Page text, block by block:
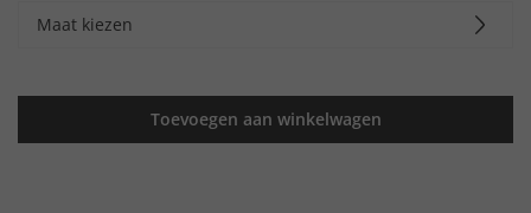
Maat kiezen
Toevoegen aan winkelwagen